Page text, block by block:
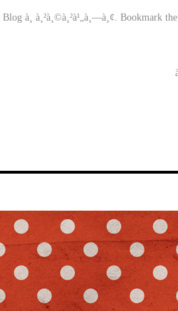
Blog à¸ à¸²à¸©à¸²à¹„à¸—à¸¢ . Bookmark